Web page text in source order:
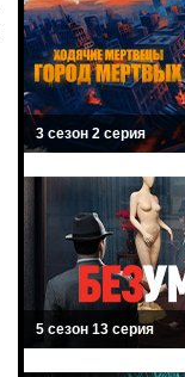
3 сезон 2 серия
5 сезон 13 серия